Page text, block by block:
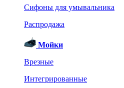
Сифоны для умывальника
Распродажа
Мойки
Врезные
Интегрированные